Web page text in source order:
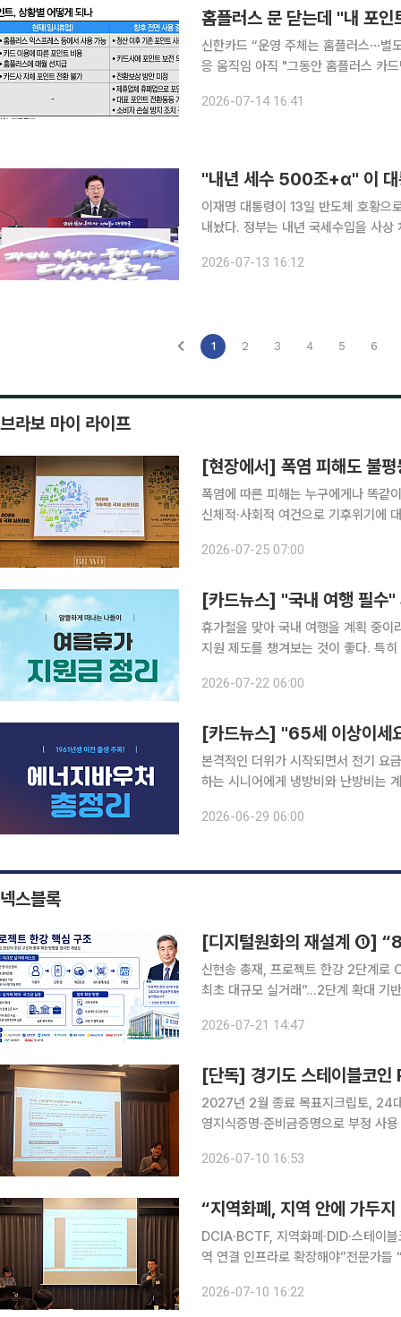
홈플러스 문 닫는데 "내 포
신한카드 “운영 주체는 홈플러스⋯별
응 움직임 아직 "그동안 홈플러스 카드만 쓰며 모아둔 포인트가 상당한데, 마트가 문을 닫으면 이 포
마이홈플러스 카드를 이용해 온 소비
2026-07-14 16:41
이재명 대통령이 13일 반도체 호황으
내놨다. 정부는 내년 국세수입을 사
청와대에서 열린 '2026 국가재정전
2026-07-13 16:12
1 2 3 4 5 6
브라보 마이 라이프
[현장에서] 폭염 피해도 불
폭염에 따른 피해는 누구에게나 똑같
신체적·사회적 여건으로 기후위기에
2026-07-25 07:00
[카드뉴스] "국내 여행 필수
휴가철을 맞아 국내 여행을 계획 중이
지원 제도를 챙겨보는 것이 좋다. 특
지원 제도는 목적과 대상에 따라 다양
2026-07-22 06:00
[카드뉴스] "65세 이상이세
본격적인 더위가 시작되면서 전기 요
하는 시니어에게 냉방비와 난방비는 계절
신청을 진행한다. 65세 이상이라고
2026-06-29 06:00
넥스블록
신현송 총재, 프로젝트 한강 2단계로
최초 대규모 실거래”…2단계 확대 기
핵심 과제로 끌어올리고 있다. 표면적
2026-07-21 14:47
[단독] 경기도 스테이블코
2027년 2월 종료 목표지크립토, 24
영지식증명·준비금증명으로 부정 사
연계해, 지역화폐와 공공 지급 체계에
2026-07-10 16:53
“지역화폐, 지역 안에 가두
DCIA·BCTF, 지역화폐·DID·스테이
역 연결 인프라로 확장해야”전문가들
2026-07-10 16:22